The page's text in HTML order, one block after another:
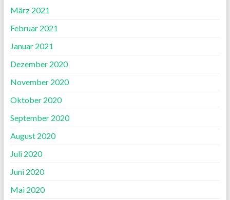
März 2021
Februar 2021
Januar 2021
Dezember 2020
November 2020
Oktober 2020
September 2020
August 2020
Juli 2020
Juni 2020
Mai 2020